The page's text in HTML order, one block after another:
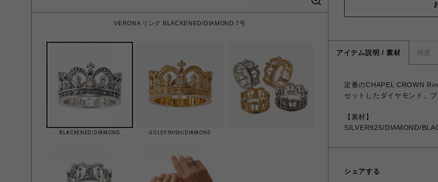
VERONA リング BLACKENED/DIAMOND 7号
BLACKENED/DIAMOND GOLDFINISH/DIAMOND
アイテム説明 / 素材 概要
定番のCHAPEL CROWN
セットしたダイヤモンド、
【素材】
SILVER925/DIAMOND/
シェアする